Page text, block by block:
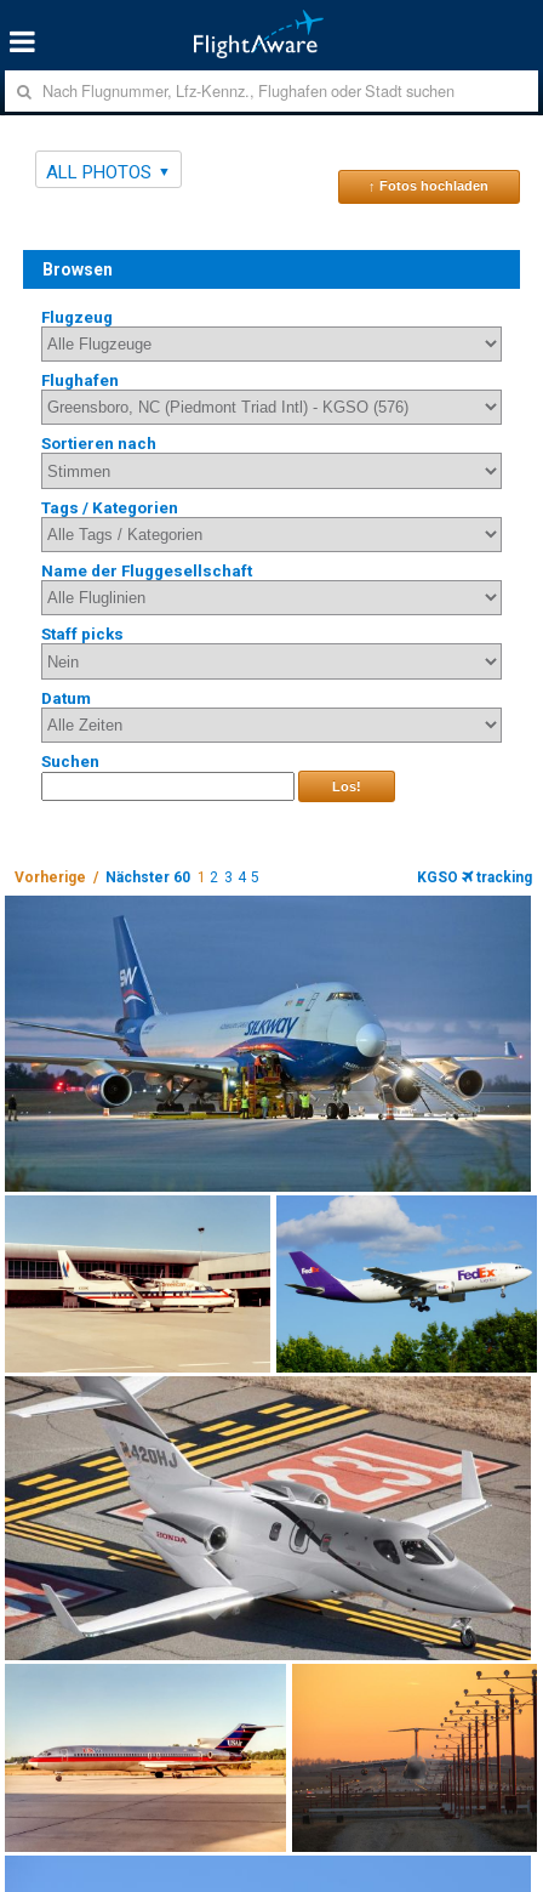
ALL PHOTOS
↑ Fotos hochladen
Browsen
Flugzeug
Flughafen
Sortieren nach
Tags / Kategorien
Name der Fluggesellschaft
Staff picks
Datum
Suchen
Los!
Vorherige / Nächster 60 1 2 3 4 5 KGSO tracking